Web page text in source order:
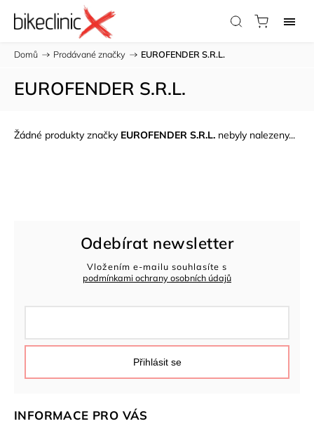
Domů / Prodávané značky / EUROFENDER S.R.L.
EUROFENDER S.R.L.
Žádné produkty značky EUROFENDER S.R.L. nebyly nalezeny...
INFORMACE PRO VÁS
Odebírat newsletter
Vložením e-mailu souhlasíte s
podmínkami ochrany osobních údajů
Přihlásit se